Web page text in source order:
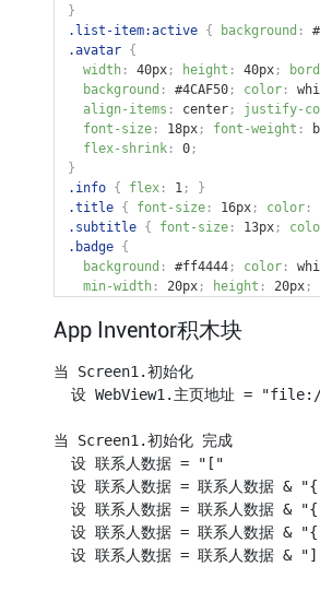
}
.list-item:active
{ background :
.avatar
{
width: 40px; height : 40px;
background : #4CAF50; color:
align-items : center; justify-
font-size: 18px; font-weight :
flex-shrink: 0;
}
.info
{ flex: 1 ;
}
.title
{ font-size: 16px; color:
.subtitle
{ font-size: 13px;
.badge
{
background : #ff4444; color:
min-width: 20px; height : 20px;
font-size: 12px; padding
}
.search-bar {
8px 16px ; background
}
width: 100%; padding
border-radius: 20px
}
</style>
</ head >
<body>
<div class="search-bar">
App Inventor积木块
当 Screen1.初始化
设 WebView1.主页地址 =
当 Screen1.初始化 完成
  设 联系人数据 = "["
设 联系人数据 = 联系人数据 &
设 联系人数据 = 联系人数据 &
设 联系人数据 = 联系人数据 &
设 联系人数据 = 联系人数据 &